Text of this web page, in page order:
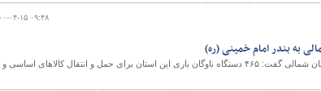
۱۴۰۰-۰۴-۱۵
مدیرکل راهداری وحمل ونقل جاده‌ای خراسان شمالی گفت: ۴۶۵ دستگاه ناوگان باری این استان برای حمل و انتقال کالاهای اساسی و